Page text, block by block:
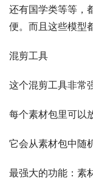
还有国学类等等，
便。而且这些模型
混剪工具
这个混剪工具非常
每个素材包里可以
它会从素材包中随
最强大的功能：素